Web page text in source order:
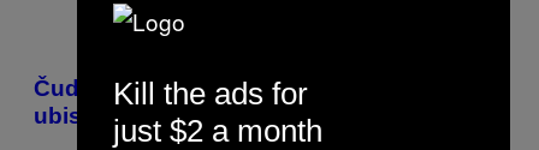
Čudan slučaj nevinih koji su priznali
ubistva koja nisu počinili
Kill the ads for
just $2 a month